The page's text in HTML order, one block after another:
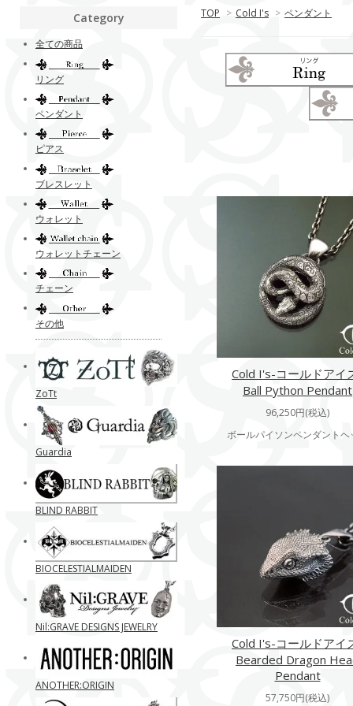
TOP > Cold I's > ペンダント
Cold I's-コールドアイ
Ball Python Pendant
96,250円(税込)
ボールパイソンペンダントヘ
Cold I's-コールドアイ
Bearded Dragon
Pendant
57,750円(税込)
Category
全ての商品
リング
ペンダント
ピアス
ブレスレット
ウォレット
ウォレットチェーン
チェーン
その他
ZoTt
Guardia
BLIND RABBIT
BIOCELESTIALMAIDEN
Nil:GRAVE DESIGNS JEWELRY
ANOTHER:ORIGIN